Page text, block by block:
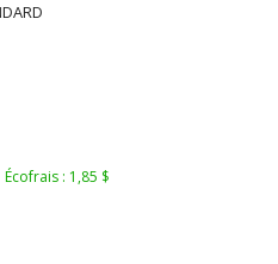
Écofrais : 1,85 $